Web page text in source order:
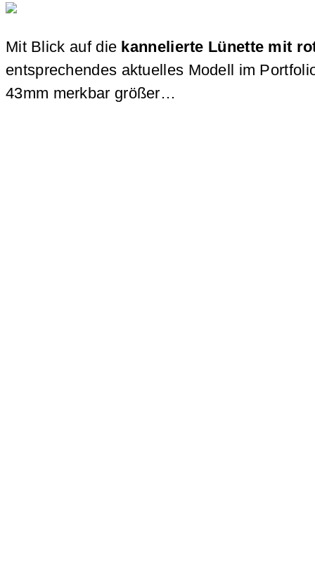
Mit Blick auf die kannelierte Lünette mit
entsprechendes aktuelles Modell im
43mm merkbar größer…